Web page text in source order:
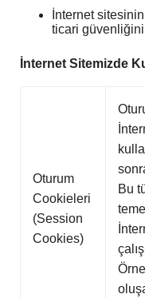
İnternet
ticari
İnternet Sitemizde
Oturum
Cookieleri
(Session
Cookies)​​
Bu